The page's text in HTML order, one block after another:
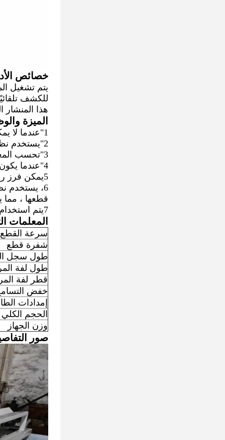
خصائص
للكشف
هذا
الميزة
1"عندما لا يمكن قطع الورق، فإن المعدات سوف تتوقف تلقائيًا وتصدر إنذارًا؛
2"يستخدم نظام الخدمة عالي الدقة في نظام الخدمة المحرك الغذائي، لضمان جودة المنتج النهائي؛
3"تحسب المعدات تلقائيًا كمية المنتج النهائي الذي يتم قطعها؛ وفقًا للمواد الخام وطول المنتج النهائي؛
4"عندما يكون إدخال البيانات غير صحيح، فإن المعدات تتوقف وتطلب التكيف على الواجهة.
5يمكن فرز رأس ورقة النفايات ونهاية الورق تلقائيًا.
6، يستخدم
قطعها ، مما
7يتم استخدام عجلة الفولاذ الحادة في نظام سكين الحد، والتي تزيد من كفاءة سكين الحد
المعلمات
سرعة القطع
شفرة قطع
طول سجل
طول لفة
قطر لفة
خفض
إمدادات
الحجم الكلي
وزن الجهاز
صور